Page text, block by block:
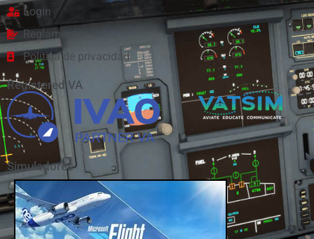
Login
Reglamento
Politica de privacidad
Registered VA
Simuladores